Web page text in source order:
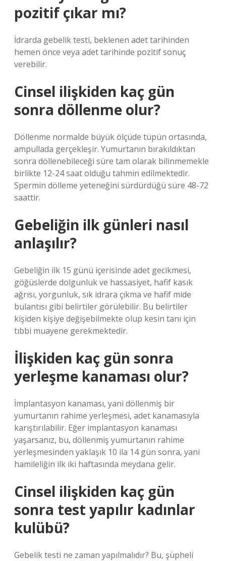
pozitif çıkar mı?
İdrarda gebelik testi, beklenen adet tarihinden
hemen önce veya adet tarihinde pozitif sonuç
verebilir.
Cinsel ilişkiden kaç gün
sonra döllenme olur?
Döllenme normalde büyük ölçüde tüpün ortasında,
ampullada gerçekleşir. Yumurtanın bırakıldıktan
sonra döllenebileceği süre tam olarak bilinmemekle
birlikte 12-24 saat olduğu tahmin edilmektedir.
Spermin dölleme yeteneğini sürdürdüğü süre 48-72
saattir.
Gebeliğin ilk günleri nasıl
anlaşılır?
Gebeliğin ilk 15 günü içerisinde adet gecikmesi,
göğüslerde dolgunluk ve hassasiyet, hafif kasık
ağrısı, yorgunluk, sık idrara çıkma ve hafif mide
bulantısı gibi belirtiler görülebilir. Bu belirtiler
kişiden kişiye değişebilmekte olup kesin tanı için
tıbbi muayene gerekmektedir.
İlişkiden kaç gün sonra
yerleşme kanaması olur?
İmplantasyon kanaması, yani döllenmiş bir
yumurtanın rahime yerleşmesi, adet kanamasıyla
karıştırılabilir. Eğer implantasyon kanaması
yaşarsanız, bu, döllenmiş yumurtanın rahime
yerleşmesinden yaklaşık 10 ila 14 gün sonra, yani
hamileliğin ilk iki haftasında meydana gelir.
Cinsel ilişkiden kaç gün
sonra test yapılır kadınlar
kulübü?
Gebelik testi ne zaman yapılmalıdır? Bu, şüpheli